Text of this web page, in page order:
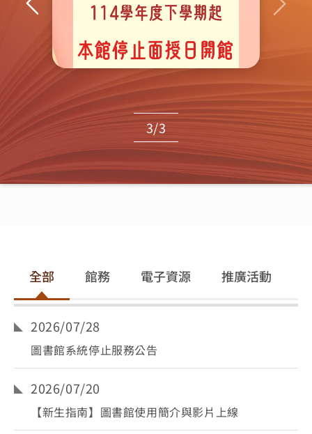
3/3
全部 館務 電子資源 推廣活動
2026/07/28
圖書館系統停止服務公告
2026/07/20
【新生指南】圖書館使用簡介與影片上線